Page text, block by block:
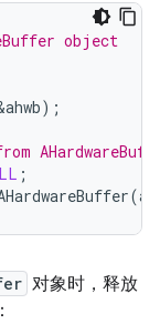
object
ahwb);
;
(
对象时，释放